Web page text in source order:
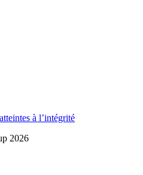
à l’intégrité
2026